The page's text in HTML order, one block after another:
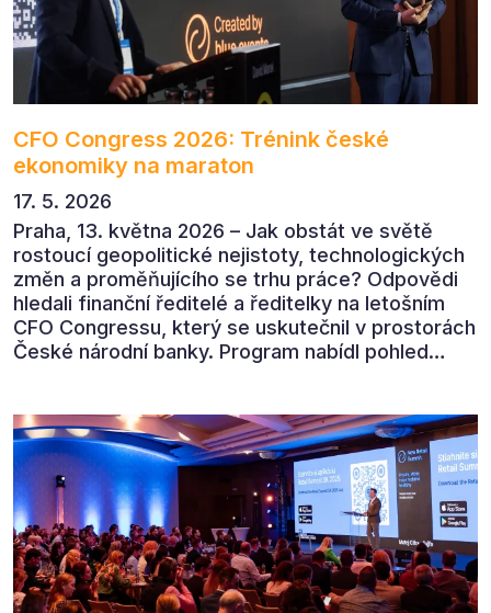
CFO Congress 2026: Trénink české
ekonomiky na maraton
17. 5. 2026
Praha, 13. května 2026 – Jak obstát ve světě
rostoucí geopolitické nejistoty, technologických
změn a proměňujícího se trhu práce? Odpovědi
hledali finanční ředitelé a ředitelky na letošním
CFO Congressu, který se uskutečnil v prostorách
České národní banky. Program nabídl pohled
automatizaci, leadership i budoucnost role CFO.